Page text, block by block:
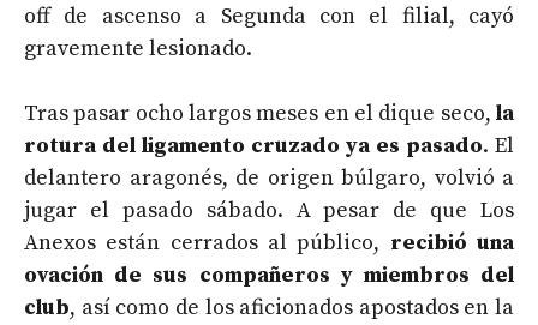
off de ascenso a Segunda con el filial, cayó
gravemente lesionado.
Tras pasar ocho largos meses en el dique seco, la
rotura del ligamento cruzado ya es pasado. El
delantero aragonés, de origen búlgaro, volvió a
jugar el pasado sábado. A pesar de que Los
Anexos están cerrados al público, recibió una
ovación de sus compañeros y miembros del
club, así como de los aficionados apostados en la